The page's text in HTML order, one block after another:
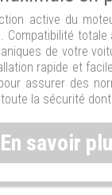
active du
Compatibilité
de votre
rapide et
assurer des
la sécurité
En savoir